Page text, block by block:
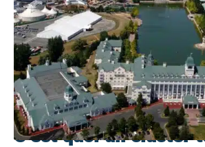
C’est quoi un cluster